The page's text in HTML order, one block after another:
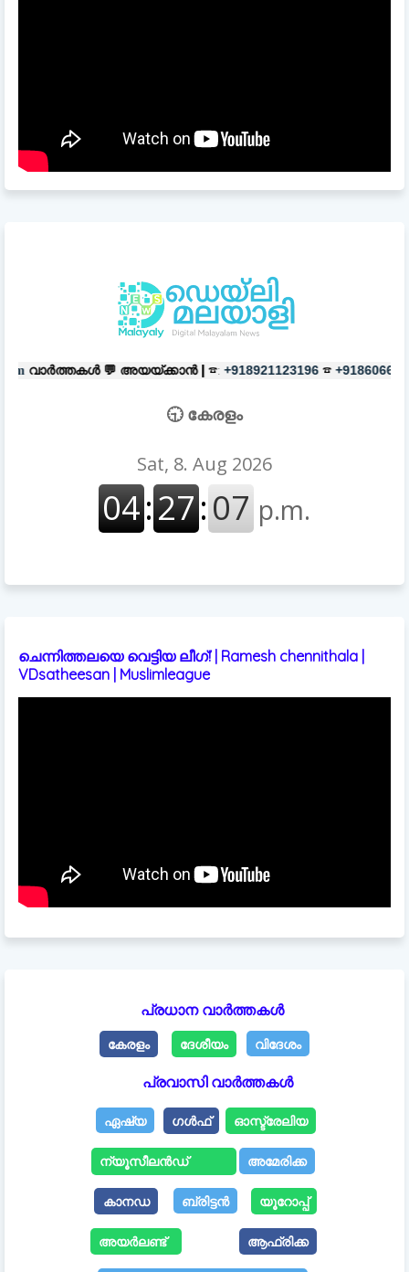
അയയ്ക്കാൻ | ☎: +918921123196 ☎ +918606657037
🕤 കേരളം
ചെന്നിത്തലയെ വെട്ടിയ ലീഗ്! | Ramesh chennithala |
VDsatheesan | Muslimleague
പ്രധാന വാർത്തകൾ
കേരളം ദേശീയം വിദേശം
പ്രവാസി വാർത്തകൾ
ഏഷ്യ ഗൾഫ് ഓസ്ട്രേലിയ
ന്യൂസീലൻഡ് അമേരിക്ക
കാനഡ ബ്രിട്ടൻ യൂറോപ്പ്
അയർലണ്ട് ആഫ്രിക്ക